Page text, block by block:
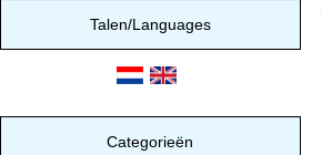
Talen/Languages
Categorieën